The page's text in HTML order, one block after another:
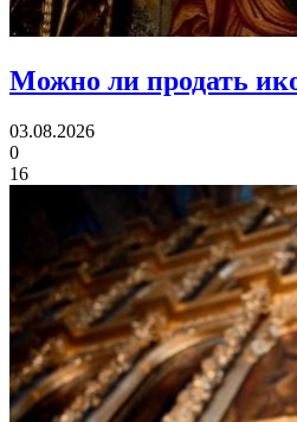
Можно ли продать
03.08.2026
0
16